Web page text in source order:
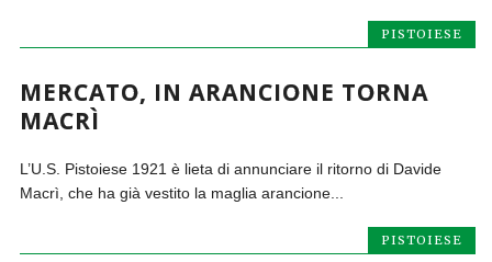
PISTOIESE
MERCATO, IN ARANCIONE TORNA
MACRÌ
L’U.S. Pistoiese 1921 è lieta di annunciare il ritorno di Davide
Macrì, che ha già vestito la maglia arancione...
PISTOIESE